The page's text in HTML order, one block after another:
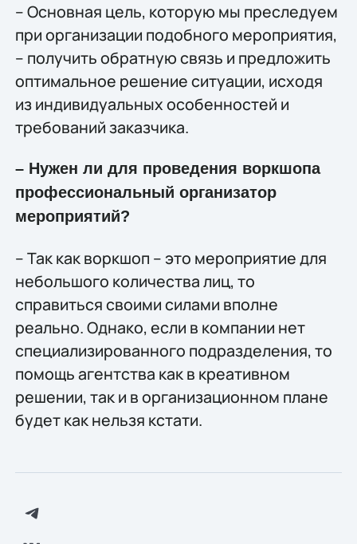
– Основная цель, которую мы преследуем
при организации подобного мероприятия,
– получить обратную связь и предложить
оптимальное решение ситуации, исходя
из индивидуальных особенностей и
требований заказчика.
– Нужен ли для проведения воркшопа
профессиональный организатор
мероприятий?
– Так как воркшоп – это мероприятие для
небольшого количества лиц, то
справиться своими силами вполне
реально. Однако, если в компании нет
специализированного подразделения, то
помощь агентства как в креативном
решении, так и в организационном плане
будет как нельзя кстати.